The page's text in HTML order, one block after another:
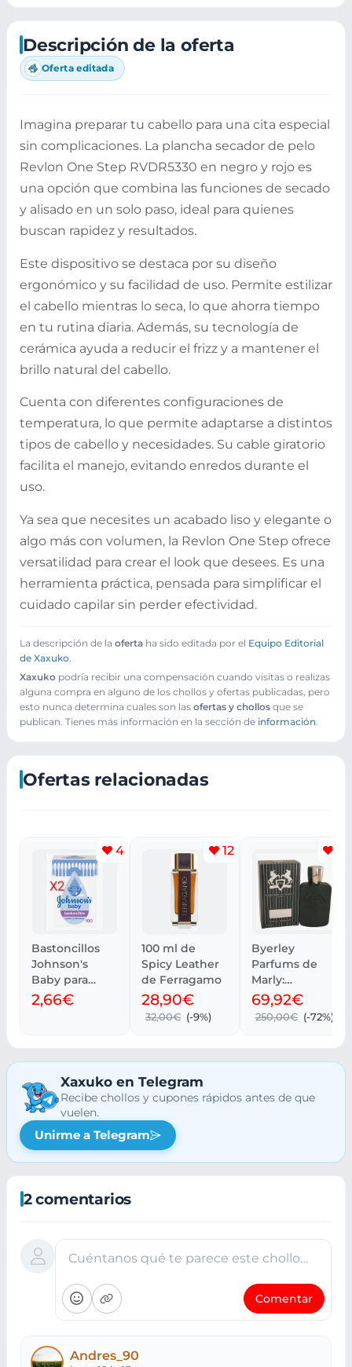
Descripción de la oferta
Oferta editada
Imagina preparar tu cabello para una cita especial
sin complicaciones. La plancha secador de pelo
Revlon One Step RVDR5330 en negro y rojo es
una opción que combina las funciones de secado
y alisado en un solo paso, ideal para quienes
buscan rapidez y resultados.
Este dispositivo se destaca por su diseño
ergonómico y su facilidad de uso. Permite estilizar
el cabello mientras lo seca, lo que ahorra tiempo
en tu rutina diaria. Además, su tecnología de
cerámica ayuda a reducir el frizz y a mantener el
brillo natural del cabello.
Cuenta con diferentes configuraciones de
temperatura, lo que permite adaptarse a distintos
tipos de cabello y necesidades. Su cable giratorio
facilita el manejo, evitando enredos durante el
uso.
Ya sea que necesites un acabado liso y elegante o
algo más con volumen, la Revlon One Step ofrece
versatilidad para crear el look que desees. Es una
herramienta práctica, pensada para simplificar el
cuidado capilar sin perder efectividad.
La descripción de la oferta ha sido editada por el Equipo Editorial
de Xaxuko.
Xaxuko podría recibir una compensación cuando visitas o realizas
alguna compra en alguno de los chollos y ofertas publicadas, pero
esto nunca determina cuales son las ofertas y chollos que se
publican. Tienes más información en la sección de información.
Ofertas relacionadas
4
Bastoncillos
Johnson's
Baby para
oídos, 100
unidades
2,66€
12
100 ml de
Spicy Leather
de Ferragamo
28,90€
32,00€ (-9%)
Byerley
Parfums de
Marly:
Elegancia en
cada nota
69,92€
250,00€ (-72%)
Xaxuko en Telegram
Recibe chollos y cupones rápidos antes de que
vuelen.
Unirme a Telegram
2 comentarios
Cuéntanos qué te parece este chollo…
Comentar
Andres_90